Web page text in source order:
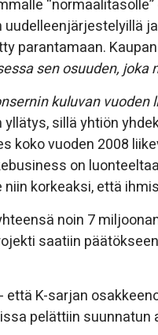
parantamaan.
sen osuuden, joka
kuluvan
sillä yhtiön
koko vuoden 2008
on
korkeaksi, että
noin 7
saatiin
että K-sarjan
pelättiin